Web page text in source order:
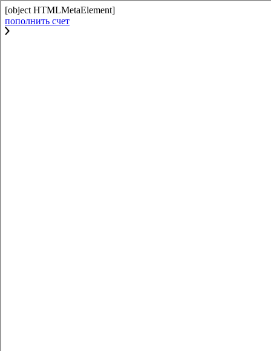
[object HTMLMetaElement]
пополнить счет